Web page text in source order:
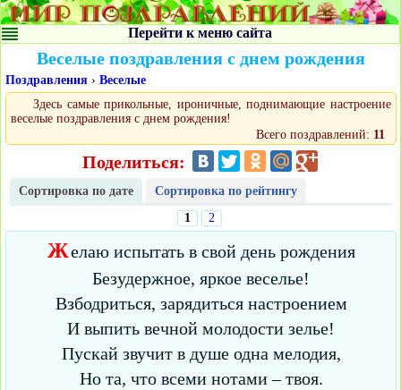
Перейти к меню сайта
Веселые поздравления с днем рождения
Поздравления › Веселые
Здесь самые прикольные, ироничные, поднимающие настроение
веселые поздравления с днем рождения!
Всего поздравлений: 11
Поделиться:
Сортировка по дате
Сортировка по рейтингу
1
2
Желаю испытать в свой день рождения
Безудержное, яркое веселье!
Взбодриться, зарядиться настроением
И выпить вечной молодости зелье!
Пускай звучит в душе одна мелодия,
Но та, что всеми нотами – твоя.